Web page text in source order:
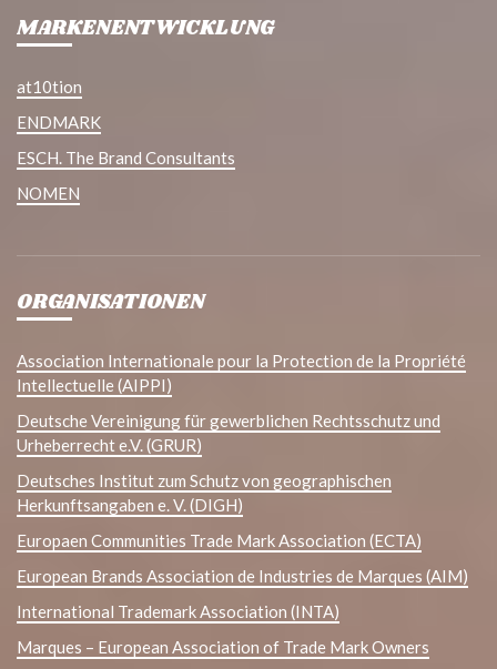
MARKENENTWICKLUNG
at10tion
ENDMARK
ESCH. The Brand Consultants
NOMEN
ORGANISATIONEN
Association Internationale pour la Protection de la Propriété
Intellectuelle (AIPPI)
Deutsche Vereinigung für gewerblichen Rechtsschutz und
Urheberrecht e.V. (GRUR)
Deutsches Institut zum Schutz von geographischen
Herkunftsangaben e. V. (DIGH)
Europaen Communities Trade Mark Association (ECTA)
European Brands Association de Industries de Marques (AIM)
International Trademark Association (INTA)
Marques – European Association of Trade Mark Owners